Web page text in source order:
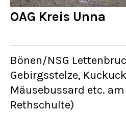
OAG Kreis Unna
Bönen/NSG
Gebirgsstelze,
Mäusebussard etc. am
Rethschulte)